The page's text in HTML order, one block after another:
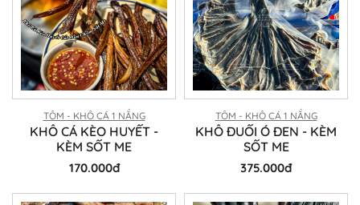
TÔM - KHÔ CÁ 1 NẮNG
KHÔ CÁ KÈO HUYẾT -
KÈM SỐT ME
170.000đ
TÔM - KHÔ CÁ 1 NẮNG
KHÔ ĐUỐI Ó ĐEN - KÈM
SỐT ME
375.000đ